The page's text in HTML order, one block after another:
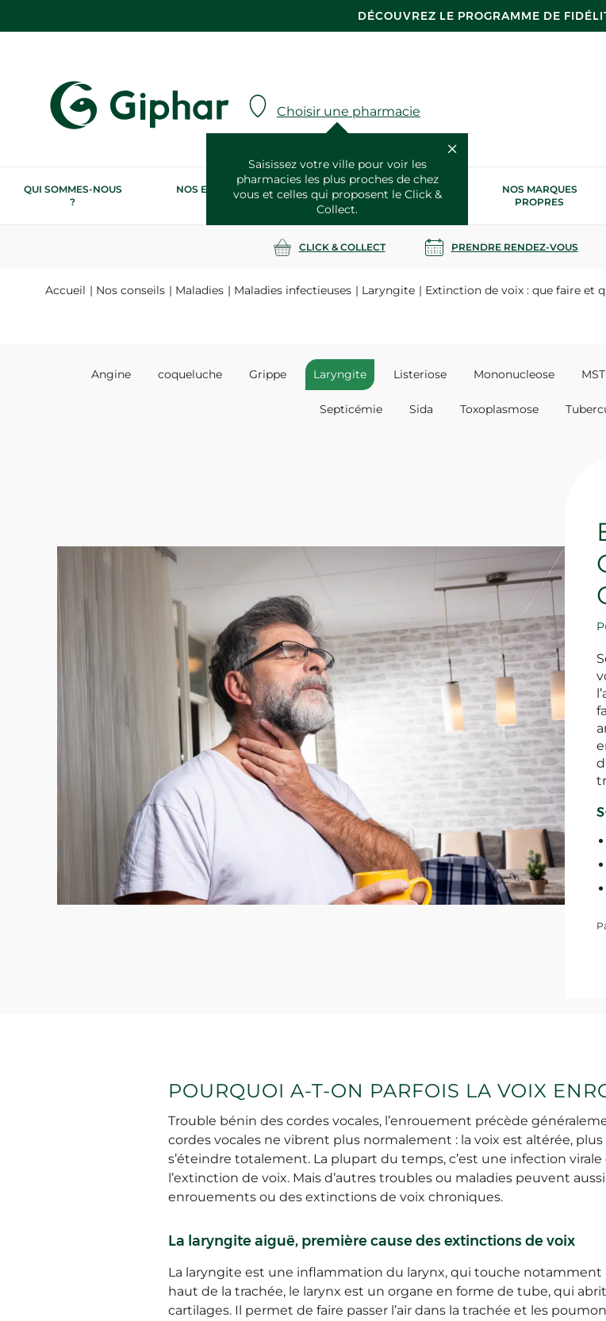
DÉCOUVREZ LE PROGRAMME DE
Choisir une pharmacie
Saisissez votre ville pour voir les
pharmacies les plus proches de chez
vous et celles qui proposent le Click &
Collect.
QUI SOMMES-NOUS
?
NOS ENGAGEMENTS
RSE
NOS SERVICES
SANTÉ
NOS MARQUES
PROPRES
CLICK & COLLECT PRENDRE RENDEZ-VOUS
Accueil Nos conseils Maladies Maladies infectieuses Laryngite Extinction de voix : que faire et
Angine coqueluche Grippe Laryngite Listeriose Mononucleose MST
Septicémie Sida Toxoplasmose
POURQUOI A-T-ON PARFOIS LA VOIX
Trouble bénin des cordes vocales, l’enrouement précède
cordes vocales ne vibrent plus normalement : la voix est altérée, plus
s’éteindre totalement. La plupart du temps, c’est une infection
l’extinction de voix. Mais d’autres troubles ou maladies peuvent
enrouements ou des extinctions de voix chroniques.
La laryngite aiguë, première cause des extinctions de voix
La laryngite est une inflammation du larynx, qui touche notamment
haut de la trachée, le larynx est un organe en forme de tube, qui
cartilages. Il permet de faire passer l’air dans la trachée et les